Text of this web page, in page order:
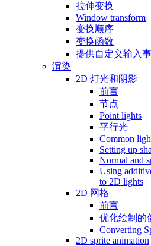
拉伸变换
Window transform
变换顺序
变换函数
提供自定义输入
渲染
2D 灯光和阴影
前言
节点
Point lights
平行光
Common
Setting up
Normal and
Using
to 2D lights
2D 网格
前言
优化绘制的
Converting
2D sprite animation